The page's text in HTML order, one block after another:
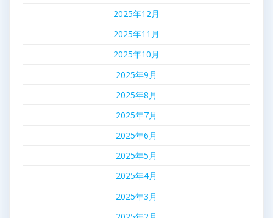
2025年12月
2025年11月
2025年10月
2025年9月
2025年8月
2025年7月
2025年6月
2025年5月
2025年4月
2025年3月